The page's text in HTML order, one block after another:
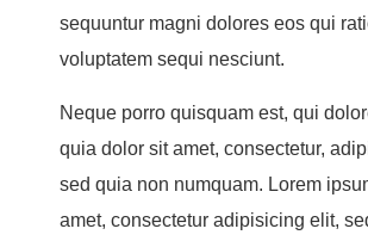
sequuntur magni dolores eos qui
voluptatem sequi nesciunt.
Neque porro quisquam est, qui
quia dolor sit amet, consectetur,
sed quia non numquam. Lorem
amet, consectetur adipisicing elit,